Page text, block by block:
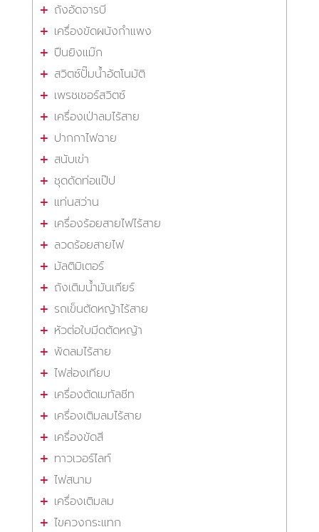
ถังอัดจารบี
เครื่องขัดผนังกำแพง
ปืนยิงแม๊ก
สวิตซ์ปั๊มน้ำอัตโนมัติ
เพรชเชอร์สวิตซ์
เครื่องเป่าลมไร้สาย
ปากกาไฟฉาย
สนับเข่า
ชุดดัดท่อแป๊ป
แท่นสว่าน
เครื่องร้อยสายไฟไร้สาย
ลวดร้อยสายไฟ
มัลติมิเตอร์
ถังเติมน้ำมันเกียร์
รถเข็นตัดหญ้าไร้สาย
หัวต่อใบมีดตัดหญ้า
พัดลมไร้สาย
ไฟส่องเทียบ
เครื่องตัดเมทัลชีท
เครื่องเติมลมไร้สาย
เครื่องขัดสี
ทาวเวอร์ไลท์
ไฟสนาม
เครื่องเติมลม
ไขควงกระแทก